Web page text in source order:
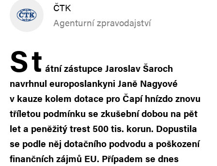
ČTK
Agenturní zpravodajství
St átní zástupce Jaroslav Šaroch
navrhnul europoslankyni Janě Nagyové
v kauze kolem dotace pro Čapí hnízdo znovu
tříletou podmínku se zkušební dobou na pět
let a peněžitý trest 500 tis. korun. Dopustila
se podle něj dotačního podvodu a poškození
finančních zájmů EU. Případem se dnes